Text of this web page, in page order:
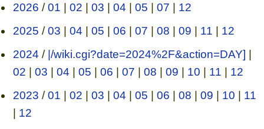
2026 /01 | 02 | 03 | 04 | 05 | 07 | 12
2025 /03 | 04 | 05 | 06 | 07 | 08 | 09 | 11 | 12
2024 / |/wiki.cgi?date=2024%2F&action=DAY] |
02 | 03 | 04 | 05 | 06 | 07 | 08 | 09 | 10 | 11 | 12
2023 /01 | 02 | 03 | 04 | 05 | 06 | 08 | 09 | 10 | 11
| 12